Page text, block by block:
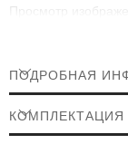
Просмотр
компьютерного
смартфон или
Что такое
ПОДРОБНАЯ
КОМПЛЕКТАЦИЯ